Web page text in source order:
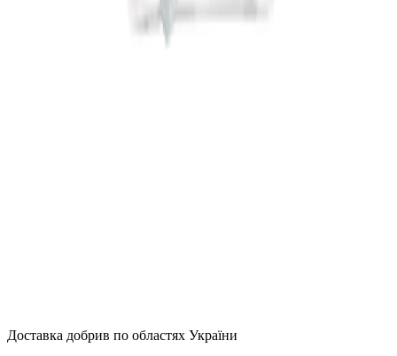
Доставка добрив по областях України